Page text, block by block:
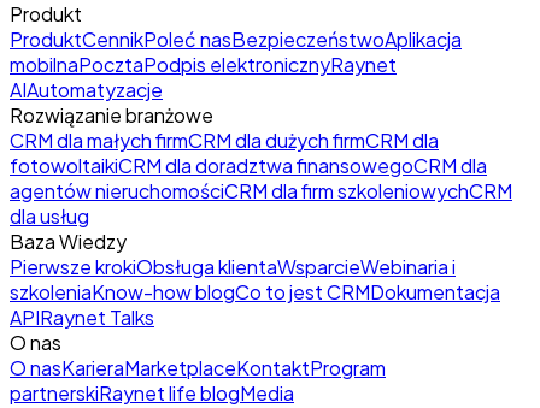
Produkt
ProduktCennikPoleć nasBezpieczeństwoAplikacja
mobilnaPocztaPodpis elektronicznyRaynet
AIAutomatyzacje
Rozwiązanie branżowe
CRM dla małych firmCRM dla dużych firmCRM dla
fotowoltaikiCRM dla doradztwa finansowegoCRM dla
agentów nieruchomościCRM dla firm szkoleniowychCRM
dla usług
Baza Wiedzy
Pierwsze krokiObsługa klientaWsparcieWebinaria i
szkoleniaKnow-how blogCo to jest CRMDokumentacja
APIRaynet Talks
O nas
O nasKarieraMarketplaceKontaktProgram
partnerskiRaynet life blogMedia